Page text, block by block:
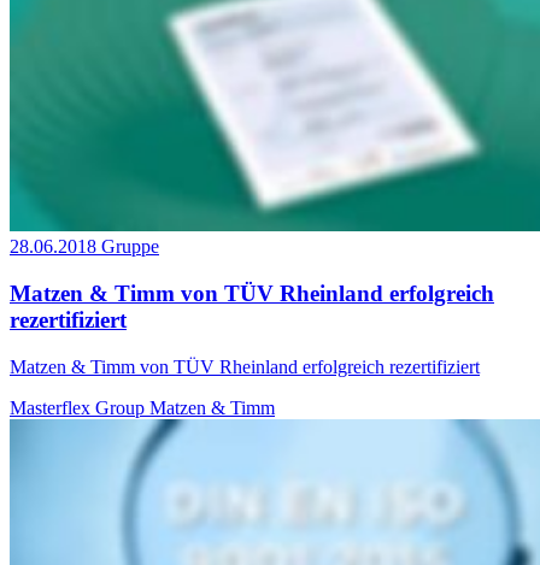
28.06.2018 Gruppe
Matzen & Timm von TÜV Rheinland erfolgreich
rezertifiziert
Matzen & Timm von TÜV Rheinland erfolgreich rezertifiziert
Masterflex Group Matzen & Timm